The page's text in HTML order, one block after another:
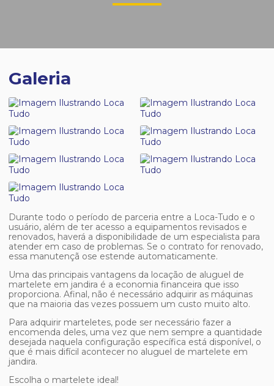
Galeria
Durante todo o período de parceria entre a Loca-Tudo e o
usuário, além de ter acesso a equipamentos revisados e
renovados, haverá a disponibilidade de um especialista para
atender em caso de problemas. Se o contrato for renovado,
essa manutençã ose estende automaticamente.
Uma das principais vantagens da locação de aluguel de
martelete em jandira é a economia financeira que isso
proporciona. Afinal, não é necessário adquirir as máquinas
que na maioria das vezes possuem um custo muito alto.
Para adquirir marteletes, pode ser necessário fazer a
encomenda deles, uma vez que nem sempre a quantidade
desejada naquela configuração específica está disponível, o
que é mais difícil acontecer no aluguel de martelete em
jandira.
Escolha o martelete ideal!